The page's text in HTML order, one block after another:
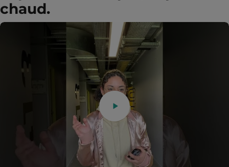
chaud.